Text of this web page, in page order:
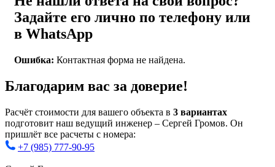
Задайте его лично по телефону или
в WhatsApp
Ошибка: Контактная форма не найдена.
Благодарим вас за доверие!
Расчёт стоимости для вашего объекта в 3 вариантах
подготовит наш ведущий инженер – Сергей Громов. Он
пришлёт все расчеты с номера:
+7 (985) 777-90-95